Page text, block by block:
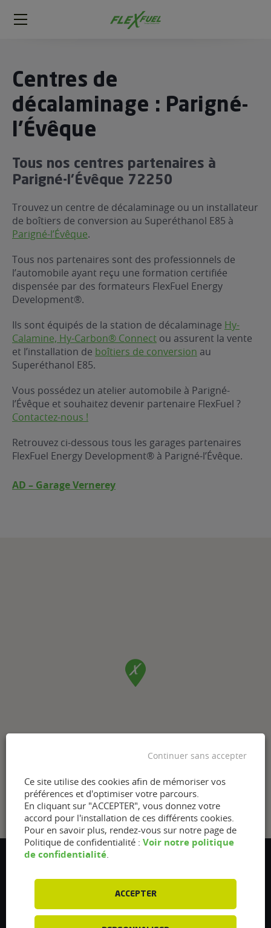
FlexFuel
Méga
le Décalaminage
?
gratuit
du carburant avec
le Superéthanol
?
de mon
garagiste
Centres de
décalaminage : Parigné-
l'Évêque
Tous nos centres partenaires à
Parigné-l’Évêque 72250
Trouvez un centre de décalaminage ou un installateur
de boîtiers de conversion au Superéthanol E85 à
Parigné-l’Évêque.
Tous nos partenaires sont des professionnels de
l’automobile ayant reçu une formation certifiée
dispensée par des formateurs FlexFuel Energy
Development®.
Ils sont équipés de la station de décalaminage Hy-
Calamine, Hy-Carbon® Connect ou assurent la vente
et l’installation de boîtiers de conversion au
Superéthanol E85.
Vous possédez un atelier automobile à Parigné-
l’Évêque et souhaitez devenir partenaire FlexFuel ?
Contactez-nous !
Retrouvez ci-dessous tous les garages partenaires
FlexFuel Energy Development® à Parigné-l’Évêque.
AD – Garage Vernerey
5 avenue des Renardières
Ce site utilise des cookies afin de mémoriser vos
préférences et d'optimiser votre parcours.
En cliquant sur "ACCEPTER", vous donnez votre
accord pour l'installation de ces différents cookies.
Pour en savoir plus, rendez-vous sur notre page de
Politique de confidentialité : Voir notre politique
de confidentialité.
ACCEPTER
Continuer sans accepter